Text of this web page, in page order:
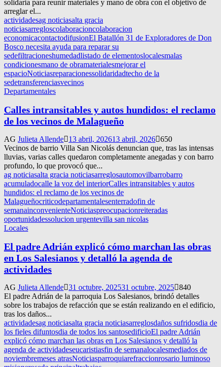
solidaria para reunir materiales y mano de obra con el objetivo de
arreglar el...
actividadesag noticiasalta gracia
noticiasarregloscolaboracioncolaboracion
economicacontactodifusionEl Batallón 31 de Exploradores de Don
Bosco necesita ayuda para reparar su
sedefiltracioneshumedadlistado de elementoslocalesmalas
condicionesmano de obramaterialesmejorar el
espacioNoticiasreparacionessolidaridadtecho de la
sedetransferenciasvecinos
Departamentales
Calles intransitables y autos hundidos: el reclamo
de los vecinos de Malagueño
AG Julieta Allende 13 abril, 202613 abril, 2026 650
Vecinos de barrio Villa San Nicolás denuncian que, tras las intensas
lluvias, varias calles quedaron completamente anegadas y con barro
profundo, lo que provocó que...
ag noticiasalta gracia noticiasarreglosautomovilbarrobarro
acumuladocalle la voz del interiorCalles intransitables y autos
hundidos: el reclamo de los vecinos de
Malagueñocriticodepartamentalesenterradofin de
semanainconvenienteNoticiaspreocupacionreiteradas
oportunidadessolucion urgentevilla san nicolas
Locales
El padre Adrián explicó cómo marchan las obras
en Los Salesianos y detalló la agenda de
actividades
AG Julieta Allende 31 octubre, 202531 octubre, 2025 840
El padre Adrián de la parroquia Los Salesianos, brindó detalles
sobre los trabajos de refacción que se están realizando en el edificio,
tras los daños...
actividadesag noticiasalta gracia noticiasarreglosdaños sufridosdia de
los fieles difuntosdia de todos los santosedificioEl padre Adrián
explicó cómo marchan las obras en Los Salesianos y detalló la
agenda de actividadeseucaristiasfin de semanalocalesmediados de
noviembremeses atrasNoticiasparroquiarefraccionrosario luminoso